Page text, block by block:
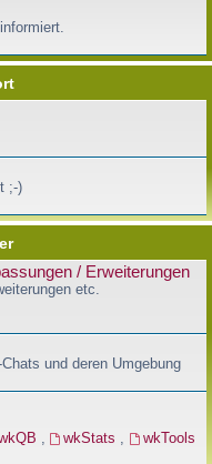
;-)
/ Erweiterungen
etc.
und deren Umgebung
, wkStats ,
wkTools